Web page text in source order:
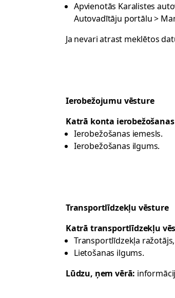
Apvienotās Karalistes
Autovadītāju portālu >
Ja nevari atrast meklētos
Ierobežojumu vēsture
Katrā konta
Ierobežošanas iemesls.
Ierobežošanas ilgums.
Transportlīdzekļu vēsture
Katrā transportlīdzekļu
Transportlīdzekļa
Lietošanas ilgums.
Lūdzu, ņem vērā: